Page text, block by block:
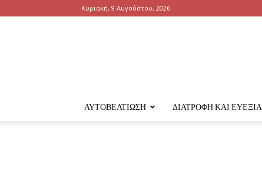
Κυριακή, 9 Αυγούστου, 2026
ΑΥΤΟΒΕΛΤΊΩΣΗ ΔΙΑΤΡΟΦΉ ΚΑΙ ΕΥΕΞΊΑ